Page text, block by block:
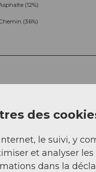
(12%)
(36%)
Sep Oct Nov
des
le suivi, y
et analyser
dans la